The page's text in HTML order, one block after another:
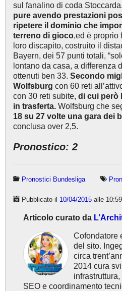
sul fanalino di coda Stoccarda.
pure avendo prestazioni
ripetere il dominio che
terreno di gioco,ed è proprio
loro discapito, costruito il
Bayern, dei 57 punti totali,
lontano da casa, a differenza
ottenuti ben 33. Secondo
Wolfsburg con 60 reti
con 30 reti subite, di cui però
in trasferta. Wolfsburg che
18 su 27 volte una gara dei
conclusa over 2,5.
Pronostico: 2
Pronostici Bundesliga
Pubblicato il 10/04/2015 alle 10:59
Articolo curato da
Cofondatore
del sito.
circa
2014 cura
SEO e coordinamento